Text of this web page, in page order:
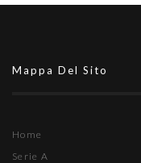
Mappa Del Sito
Home
Serie A